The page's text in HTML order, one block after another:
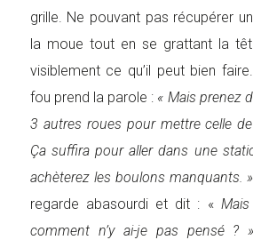
grille. Ne pouvant pas récupérer
la moue tout en se grattant la
visiblement ce qu’il peut bien
fou prend la parole : « Mais prenez
3 autres roues pour mettre celle
Ça suffira pour aller dans une
achèterez les boulons manquants. »
regarde abasourdi et dit : «
comment n’y ai-je pas pensé ?